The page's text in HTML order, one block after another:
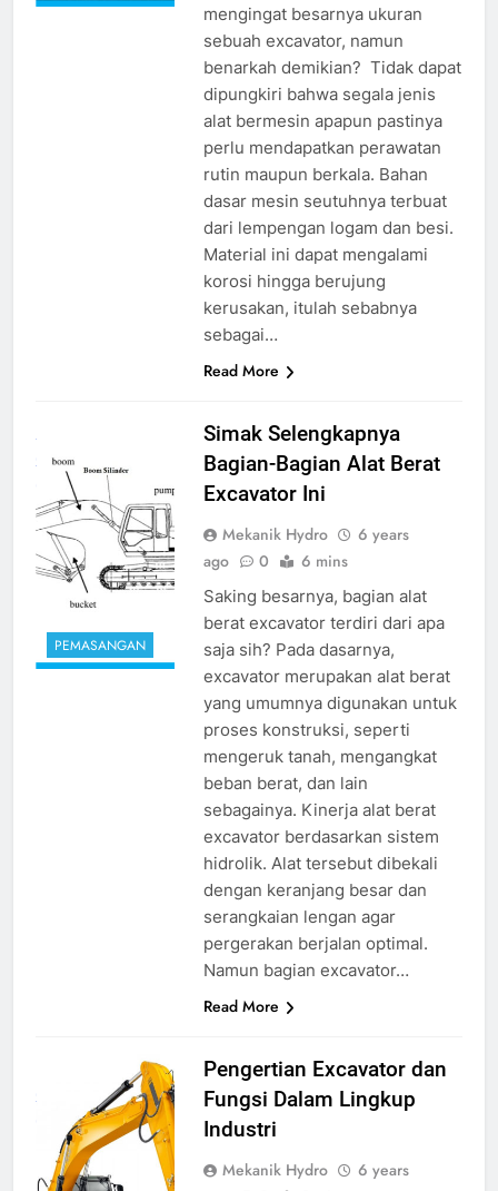
mengingat besarnya ukuran
sebuah excavator, namun
benarkah demikian? Tidak dapat
dipungkiri bahwa segala jenis
alat bermesin apapun pastinya
perlu mendapatkan perawatan
rutin maupun berkala. Bahan
dasar mesin seutuhnya terbuat
dari lempengan logam dan besi.
Material ini dapat mengalami
korosi hingga berujung
kerusakan, itulah sebabnya
sebagai…
Read More
excavator
google
PEMASANGAN
Simak Selengkapnya
Bagian-Bagian Alat Berat
Excavator Ini
Mekanik Hydro
6 years
ago
0 6 mins
Saking besarnya, bagian alat
berat excavator terdiri dari apa
saja sih? Pada dasarnya,
excavator merupakan alat berat
yang umumnya digunakan untuk
proses konstruksi, seperti
mengeruk tanah, mengangkat
beban berat, dan lain
sebagainya. Kinerja alat berat
excavator berdasarkan sistem
hidrolik. Alat tersebut dibekali
dengan keranjang besar dan
serangkaian lengan agar
pergerakan berjalan optimal.
Namun bagian excavator…
Read More
excavator source
google.com
Pengertian Excavator dan
Fungsi Dalam Lingkup
Industri
Mekanik Hydro
6 years